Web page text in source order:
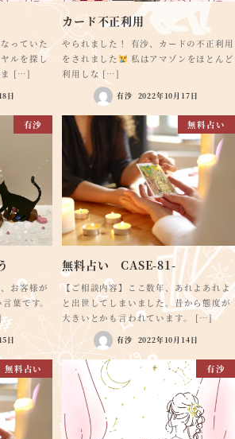
っていた
ルを探し
ま […]
日
カード不正利用
やられました！ 有沙、カードの不正利用
をされました
私はアマゾンをほとんど
利用しな […]
有沙 2022年10月17日
有沙
お客様が
葉です。
日
無料占い
無料占い CASE-81-
【ご相談内容】ここ数年、あれよあれよ
と出世してしまいました。昔から態度が
大きいとかも言われています。 […]
有沙 2022年10月14日
無料占い 有沙